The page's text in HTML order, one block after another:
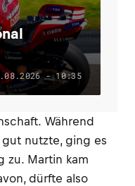
- 10:35
Während
nutzte, ging es
zu. Martin kam
dürfte also